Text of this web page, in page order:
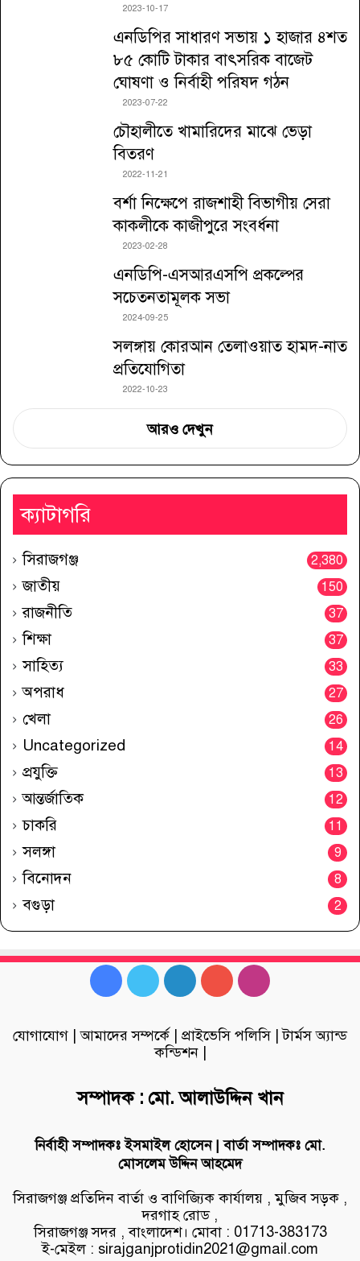
2023-10-17
এনডিপির সাধারণ সভায় ১ হাজার ৪শত
৮৫ কোটি টাকার বাৎসরিক বাজেট
ঘোষণা ও নির্বাহী পরিষদ গঠন
2023-07-22
চৌহালীতে খামারিদের মাঝে ভেড়া
বিতরণ
2022-11-21
বর্শা নিক্ষেপে রাজশাহী বিভাগীয় সেরা
কাকলীকে কাজীপুরে সংবর্ধনা
2023-02-28
এনডিপি-এসআরএসপি প্রকল্পের
সচেতনতামূলক সভা
2024-09-25
সলঙ্গায় কোরআন তেলাওয়াত হামদ-নাত
প্রতিযোগিতা
2022-10-23
আরও দেখুন
ক্যাটাগরি
সিরাজগঞ্জ 2,380
জাতীয় 150
রাজনীতি 37
শিক্ষা 37
সাহিত্য 33
অপরাধ 27
খেলা 26
Uncategorized 14
প্রযুক্তি 13
আন্তর্জাতিক 12
চাকরি 11
সলঙ্গা 9
বিনোদন 8
বগুড়া 2
FacebookTwitterLinkedInYouTubeInstagram
যোগাযোগ |আমাদের সম্পর্কে প্রাইভেসি পলিসি|টার্মস অ্যান্ড
কন্ডিশন|
সম্পাদক : মো. আলাউদ্দিন খান
নির্বাহী সম্পাদকঃ ইসমাইল হোসেন | বার্তা সম্পাদকঃ মো.
মোসলেম উদ্দিন আহমেদ
সিরাজগঞ্জ প্রতিদিন বার্তা ও বাণিজ্যিক কার্যালয় , মুজিব সড়ক ,
দরগাহ রোড ,
সিরাজগঞ্জ সদর , বাংলাদেশ। মোবা : 01713-383173
ই-মেইল : sirajganjprotidin2021@gmail.com